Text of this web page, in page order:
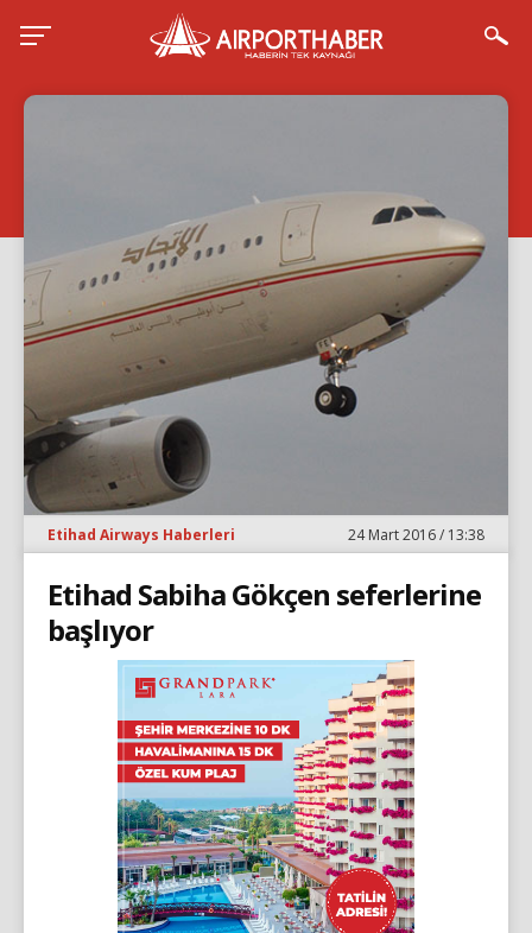
Etihad Airways Haberleri 24 Mart 2016 / 13:38
Etihad Sabiha Gökçen seferlerine
başlıyor